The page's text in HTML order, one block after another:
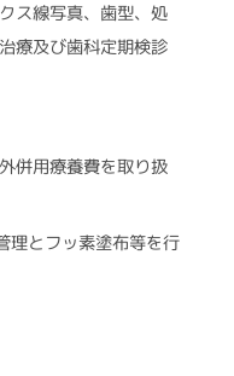
ス線写真、歯型、処
療及び歯科定期検診
併用療養費を取り扱
理とフッ素塗布等を行